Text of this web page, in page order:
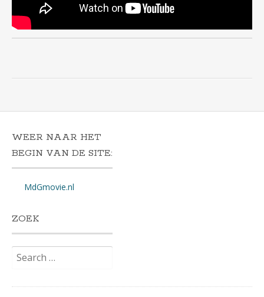
WEER NAAR HET
BEGIN VAN DE SITE:
MdGmovie.nl
ZOEK
for: